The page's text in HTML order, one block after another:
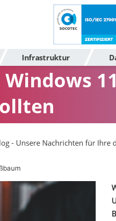
Infrastruktur
- Unsere Nachrichten für Ihre